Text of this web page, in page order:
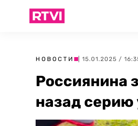
НОВОСТИ | 15.01.2025 /
Россиянина
назад серию